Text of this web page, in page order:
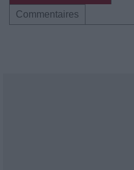
Commentaires